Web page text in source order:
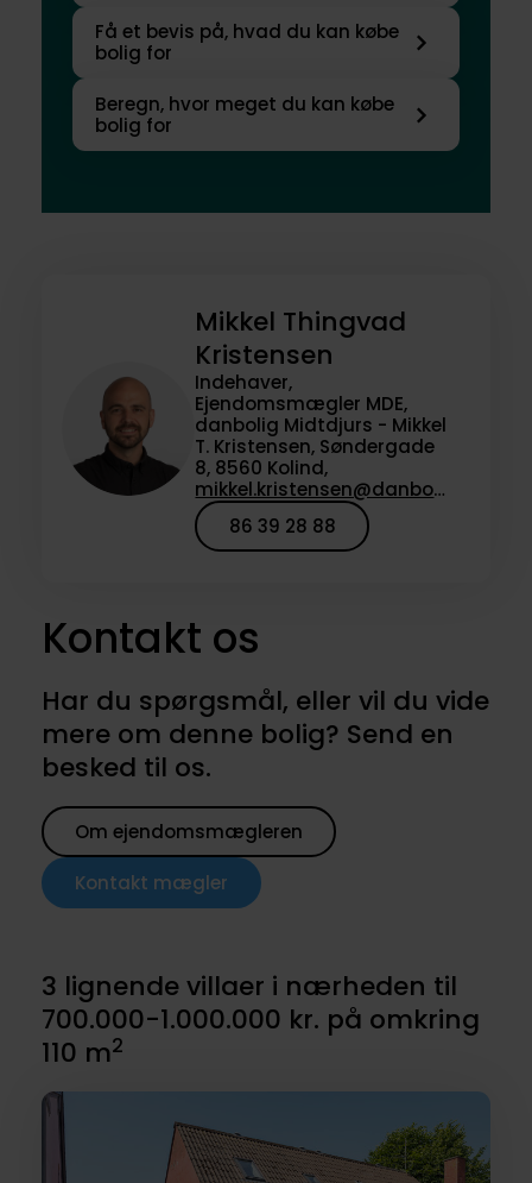
Få et bevis på, hvad du kan købe
bolig for
Beregn, hvor meget du kan købe
bolig for
Mikkel Thingvad
Kristensen
Indehaver,
Ejendomsmægler MDE,
danbolig Midtdjurs - Mikkel
T. Kristensen, Søndergade
8, 8560 Kolind,
mikkel.kristensen@danbolig.dk
86 39 28 88
Kontakt os
Har du spørgsmål, eller vil du vide
mere om denne bolig? Send en
besked til os.
Om ejendomsmægleren
Kontakt mægler
3 lignende villaer i nærheden til
700.000-1.000.000 kr. på omkring
110 m2